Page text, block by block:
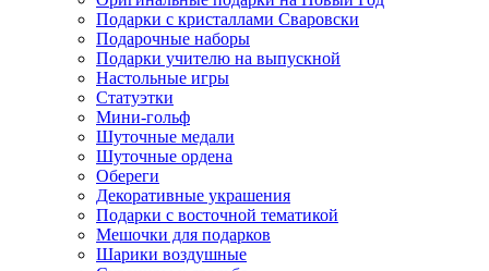
Подарки с кристаллами Сваровски
Подарочные наборы
Подарки учителю на выпускной
Настольные игры
Статуэтки
Мини-гольф
Шуточные медали
Шуточные ордена
Обереги
Декоративные украшения
Подарки с восточной тематикой
Мешочки для подарков
Шарики воздушные